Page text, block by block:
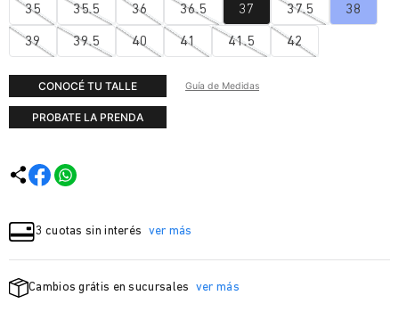
35 35.5 36 36.5 37 37.5 38
39 39.5 40 41 41.5 42
CONOCÉ TU TALLE Guía de Medidas
PROBATE LA PRENDA
3 cuotas sin interés ver más
Cambios grátis en sucursales ver más